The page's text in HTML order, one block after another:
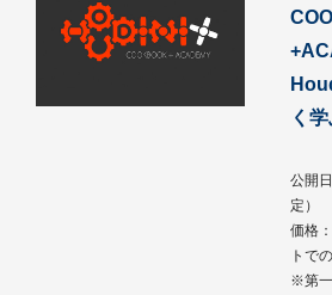
く
公開
定）
価格
トで
※第